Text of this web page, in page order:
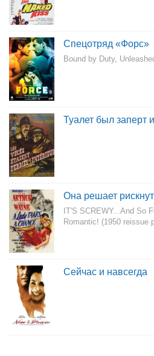
Спецотряд «Форс»
Bound by Duty,
Туалет был заперт
Она решает
IT'S SCREWY...And So
Romantic! (1950 reissue
Сейчас и навсегда